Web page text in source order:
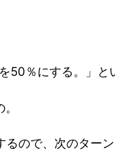
％にする。」と
ので、次のター